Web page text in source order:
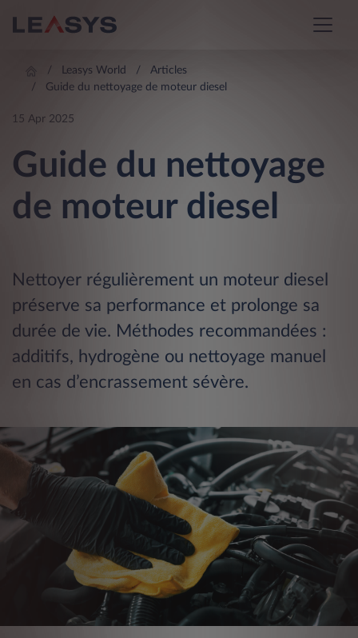
Leasys World
Articles
Guide du nettoyage de moteur diesel
15 Apr 2025
Guide du nettoyage
de moteur diesel
Nettoyer régulièrement un moteur diesel
préserve sa performance et prolonge sa
durée de vie. Méthodes recommandées :
additifs, hydrogène ou nettoyage manuel
en cas d’encrassement sévère​.